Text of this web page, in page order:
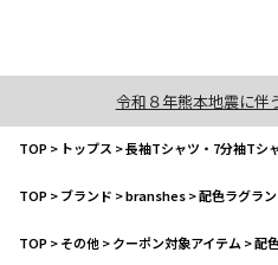
令和８年熊本地震に伴
TOP> トップス >長袖Tシャツ・7分袖Tシ
TOP>ブランド >branshes>配色ラグラ
TOP>その他>クーポン対象アイテム >配